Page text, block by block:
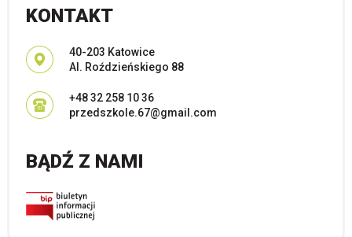
KONTAKT
Adres pocztowy:
40-203 Katowice
Al. Roździeńskiego 88
+48 32 258 10 36
przedszkole.67@gmail.com
BĄDŹ Z NAMI